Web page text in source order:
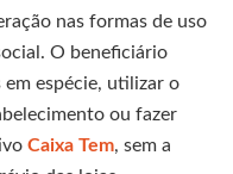
nas formas de uso
O beneficiário
espécie, utilizar o
ou fazer
Caixa Tem, sem a